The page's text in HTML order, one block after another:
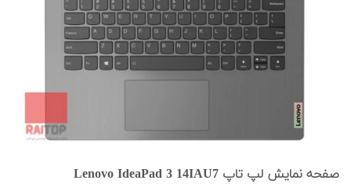
صفحه نمایش لپ تاپ Lenovo IdeaPad 3 14IAU7